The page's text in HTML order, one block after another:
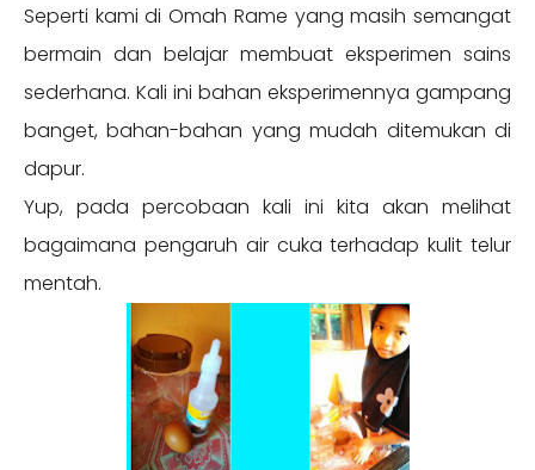
Seperti kami di Omah Rame yang masih semangat
bermain dan belajar membuat eksperimen sains
sederhana. Kali ini bahan eksperimennya gampang
banget, bahan-bahan yang mudah ditemukan di
dapur.
Yup, pada percobaan kali ini kita akan melihat
bagaimana pengaruh air cuka terhadap kulit telur
mentah.